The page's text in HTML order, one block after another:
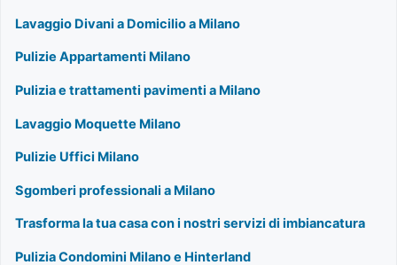
Lavaggio Divani a Domicilio a Milano
Pulizie Appartamenti Milano
Pulizia e trattamenti pavimenti a Milano
Lavaggio Moquette Milano
Pulizie Uffici Milano
Sgomberi professionali a Milano
Trasforma la tua casa con i nostri servizi di imbiancatura
Pulizia Condomini Milano e Hinterland